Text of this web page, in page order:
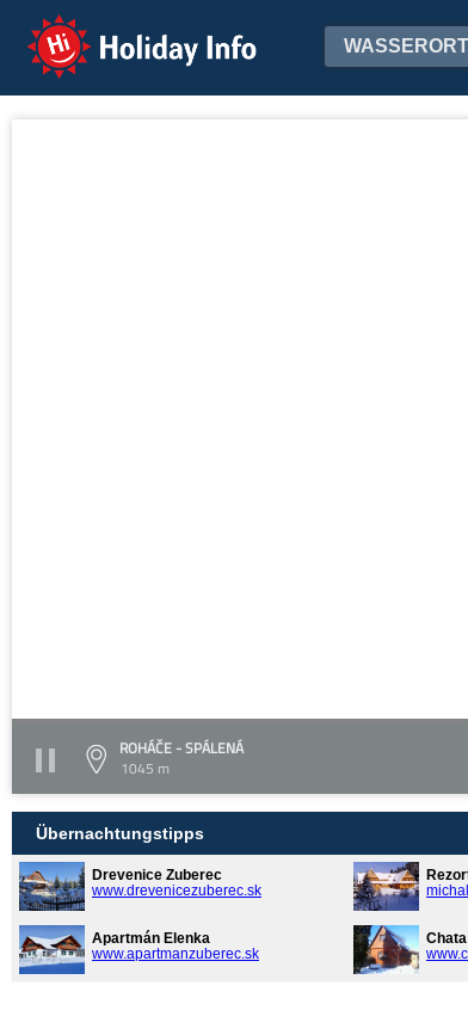
Holiday Info
ROHÁČE - SPÁLENÁ
1045 m
Übernachtungstipps
Drevenice Zuberec
www.drevenicezuberec.sk
Apartmán Elenka
www.apartmanzuberec.sk